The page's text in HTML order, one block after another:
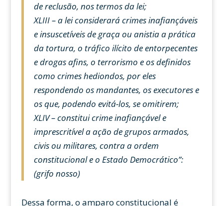
de reclusão, nos termos da lei;
XLIII – a lei considerará crimes inafiançáveis
e insuscetíveis de graça ou anistia a prática
da tortura, o tráfico ilícito de entorpecentes
e drogas afins, o terrorismo e os definidos
como crimes hediondos, por eles
respondendo os mandantes, os executores e
os que, podendo evitá-los, se omitirem;
XLIV – constitui crime inafiançável e
imprescritível a ação de grupos armados,
civis ou militares, contra a ordem
constitucional e o Estado Democrático”:
(grifo nosso)
Dessa forma, o amparo constitucional é